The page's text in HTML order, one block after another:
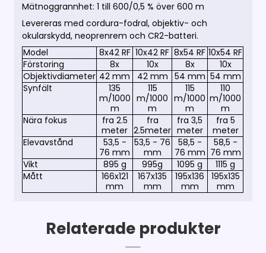
Mätnoggrannhet: 1 till 600/0,5 % över 600 m
Levereras med cordura-fodral, objektiv- och
okularskydd, neoprenrem och CR2-batteri.
Model
8x42 RF 10x42 RF 8x54 RF 10x54 RF
Förstoring
8x 10x 8x
10x
Objektivdiameter 42 mm 42 mm 54 mm 54 mm
Synfält
135
m/1000
m
115
m/1000
m
115
m/1000
m
110
m/1000
m
Nära fokus
fra 2.5
meter
fra
2.5meter
fra 3,5
meter
fra 5
meter
Elevavstånd
53,5 -
76 mm
53,5 - 76
mm
58,5 -
76 mm
58,5 -
76 mm
Vikt
895 g 995g 1095 g
1115 g
Mått
166x121
mm
167x135
mm
195x136
mm
195x135
mm
Relaterade produkter